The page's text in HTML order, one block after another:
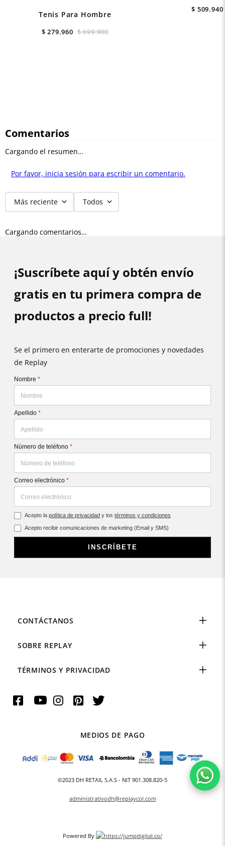
Tenis Para Hombre
$ 699.900
$ 279.960
$ 509.940
Comentarios
Cargando el resumen…
Por favor, inicia sesión para escribir un comentario.
Más reciente Todos
Cargando comentarios…
¡Suscríbete aquí y obtén envío
gratis en tu primera compra de
productos a precio full!
Se el primero en enterarte de promociones y novedades
de Replay
Nombre *
Apellido *
Número de teléfono *
Correo electrónico *
Acepto la política de privacidad y los términos y condiciones
Acepto recibir comunicaciones de marketing (Email y SMS)
INSCRÍBETE
CONTÁCTANOS
SOBRE REPLAY
TÉRMINOS Y PRIVACIDAD
MEDIOS DE PAGO
©2023 DH RETAIL S.A.S - NIT 901.308.820-5
administrativodh@replaycol.com
Powered By